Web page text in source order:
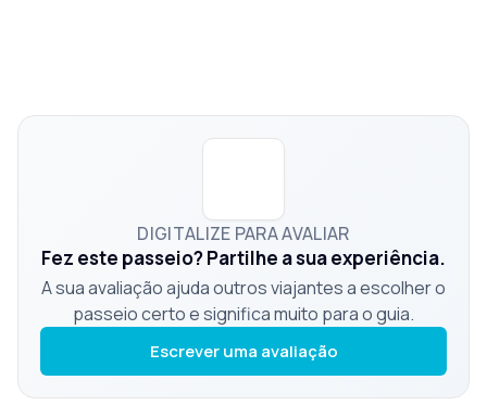
DIGITALIZE PARA AVALIAR
Fez este passeio? Partilhe a sua experiência.
A sua avaliação ajuda outros viajantes a escolher o
passeio certo e significa muito para o guia.
Escrever uma avaliação